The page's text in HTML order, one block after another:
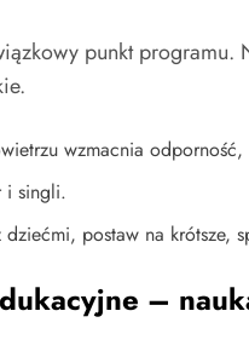
punkt programu.
wzmacnia
i singli.
postaw na krótsze,
–